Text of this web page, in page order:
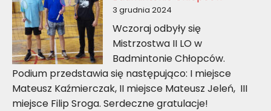
3 grudnia 2024
Wczoraj odbyły się
Mistrzostwa II LO w
Badmintonie Chłopców.
Podium przedstawia się następująco: I miejsce
Mateusz Kaźmierczak, II miejsce Mateusz Jeleń, III
miejsce Filip Sroga. Serdeczne gratulacje!